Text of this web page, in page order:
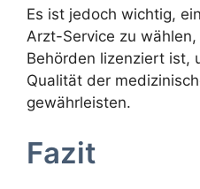
Es ist jedoch wichtig,
Arzt-Service zu
Behörden lizenziert ist,
Qualität der
gewährleisten.
Fazit